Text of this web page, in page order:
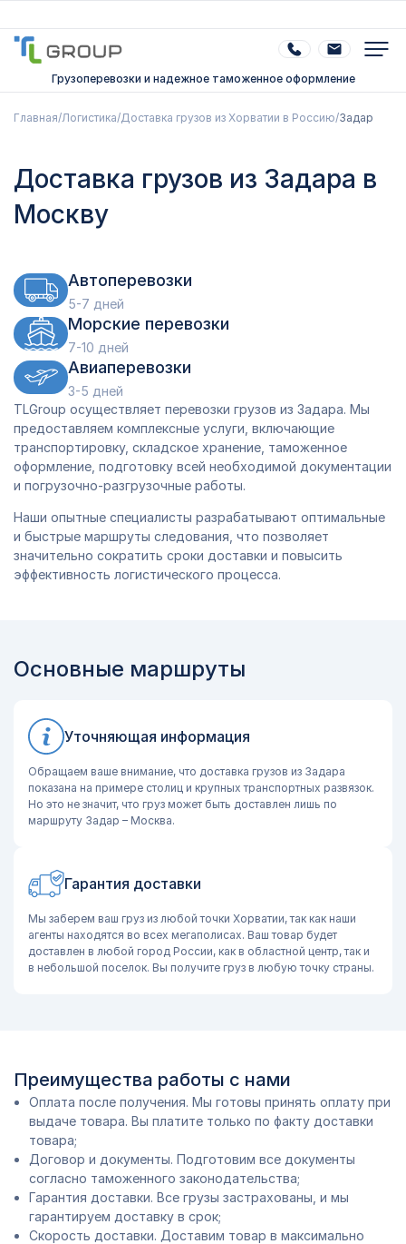
Грузоперевозки и надежное таможенное оформление
Главная/Логистика/Доставка грузов из Хорватии в Россию/Задар
Доставка грузов из Задара в
Москву
Автоперевозки
5-7 дней
Морские перевозки
7-10 дней
Авиаперевозки
3-5 дней
TLGroup осуществляет перевозки грузов из Задара. Мы
предоставляем комплексные услуги, включающие
транспортировку, складское хранение, таможенное
оформление, подготовку всей необходимой документации
и погрузочно-разгрузочные работы.
Наши опытные специалисты разрабатывают оптимальные
и быстрые маршруты следования, что позволяет
значительно сократить сроки доставки и повысить
эффективность логистического процесса.
Основные маршруты
Уточняющая информация
Обращаем ваше внимание, что доставка грузов из Задара
показана на примере столиц и крупных транспортных развязок.
Но это не значит, что груз может быть доставлен лишь по
маршруту Задар – Москва.
Гарантия доставки
Мы заберем ваш груз из любой точки Хорватии, так как наши
агенты находятся во всех мегаполисах. Ваш товар будет
доставлен в любой город России, как в областной центр, так и
в небольшой поселок. Вы получите груз в любую точку страны.
Преимущества работы с нами
Оплата после получения. Мы готовы принять оплату при
выдаче товара. Вы платите только по факту доставки
товара;
Договор и документы. Подготовим все документы
согласно таможенного законодательства;
Гарантия доставки. Все грузы застрахованы, и мы
гарантируем доставку в срок;
Скорость доставки. Доставим товар в максимально